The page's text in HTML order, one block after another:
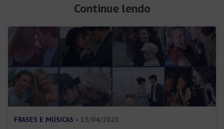
Continue lendo
FRASES E MÚSICAS • 13/04/2023